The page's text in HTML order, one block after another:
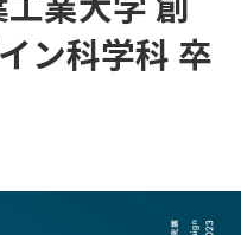
ン科学科 卒